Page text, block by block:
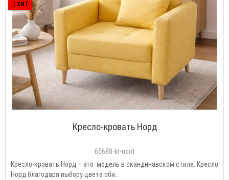
ХИТ
Кресло-кровать Норд
65688-kr-nord
Кресло-кровать Норд – это модель в скандинавском стиле. Кресло
Норд благодаря выбору цвета оби..